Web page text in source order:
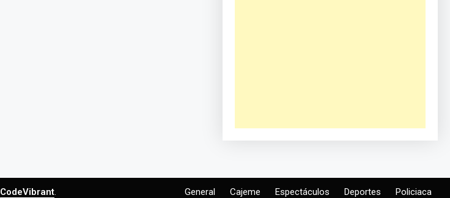
CodeVibrant. General Cajeme Espectáculos Deportes Policiaca